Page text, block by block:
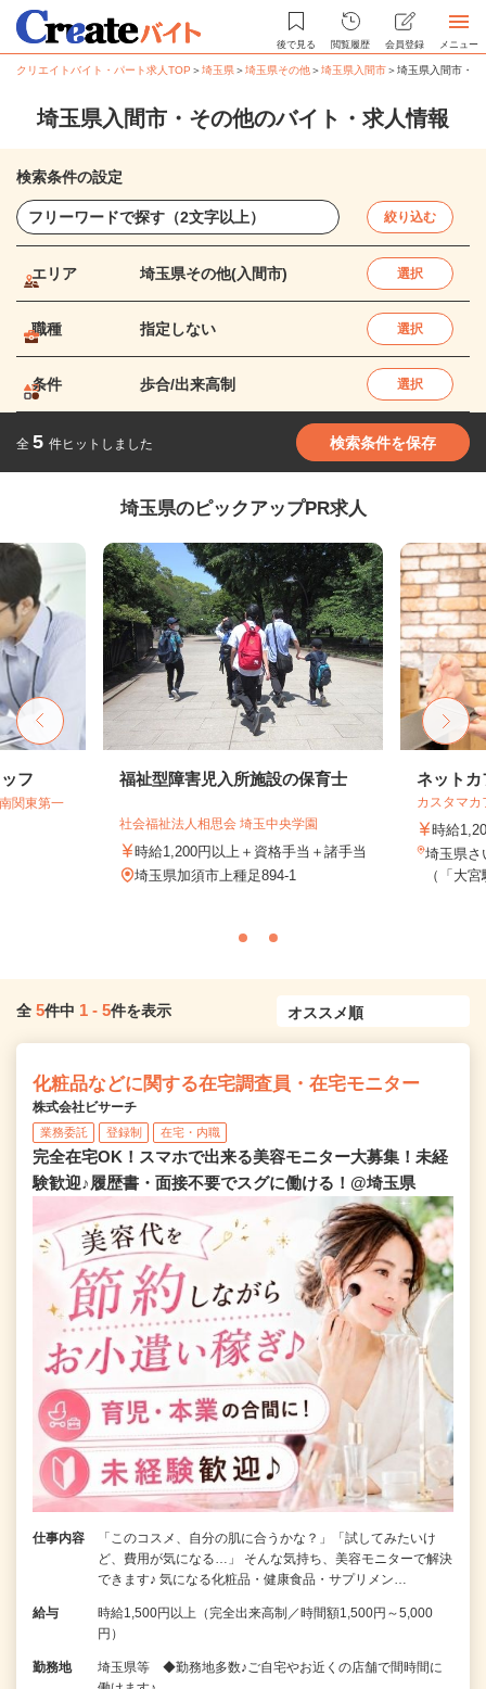
後で見る 閲覧履歴 会員登録 メニュー
クリエイトバイト・パート求人TOP ＞埼玉県＞埼玉県その他＞埼玉県入間市＞埼玉県入間市・
埼玉県入間市・その他のバイト・求人情報
検索条件の設定
絞り込む
エリア 埼玉県その他(入間市) 選択
職種 指定しない 選択
条件 歩合/出来高制 選択
全 5 件ヒットしました 検索条件を保存
埼玉県のピックアップPR求人
フ
関東第一
福祉型障害児入所施設の保育士
社会福祉法人相思会 埼玉中央学園
時給1,200円以上＋資格手当＋諸手当
埼玉県加須市上種足894-1
ネットカ
カスタマ
時給
埼玉県さ
（「大
全 5件中 1 - 5件を表示
化粧品などに関する在宅調査員・在宅モニター
株式会社ビサーチ
業務委託 登録制 在宅・内職
完全在宅OK！スマホで出来る美容モニター大募集！未経
験歓迎♪履歴書・面接不要でスグに働ける！@埼玉県
仕事内容
「このコスメ、自分の肌に合うかな？」「試してみたいけ
ど、費用が気になる…」 そんな気持ち、美容モニターで解決
できます♪ 気になる化粧品・健康食品・サプリメン…
給与
時給1,500円以上（完全出来高制／時間額1,500円～5,000
円）
勤務地
埼玉県等 ◆勤務地多数♪ご自宅やお近くの店舗で間時間に